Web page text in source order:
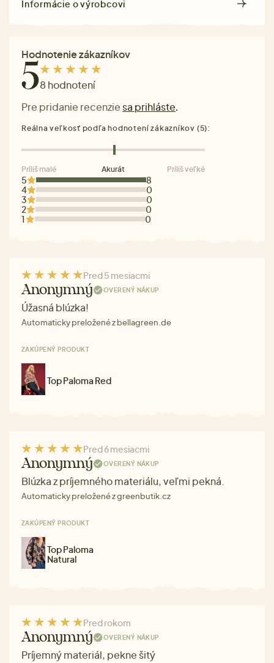
Informácie o výrobcovi
Hodnotenie zákazníkov
58 hodnotení
Pre pridanie recenzie sa prihláste.
5
8
4
0
3
0
2
0
1
0
Reálna veľkosť podľa hodnotení zákazníkov (5):
Príliš malé Akurát Príliš veľké
Pred 5 mesiacmi
Anonymný OVERENÝ NÁKUP
Úžasná blúzka!
Automaticky preložené z bellagreen.de
ZAKÚPENÝ PRODUKT
Top Paloma Red
Pred 6 mesiacmi
Anonymný OVERENÝ NÁKUP
Blúzka z príjemného materiálu, veľmi pekná.
Automaticky preložené z greenbutik.cz
ZAKÚPENÝ PRODUKT
Top Paloma
Natural
Pred rokom
Anonymný OVERENÝ NÁKUP
Príjemný materiál, pekne šitý